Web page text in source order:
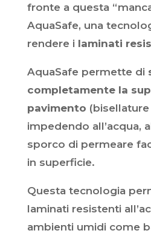
fronte a questa
AquaSafe, una
rendere i laminati
AquaSafe permette di
completamente la
pavimento
impedendo all’acqua,
sporco di permeare
in superficie.
Questa tecnologia
laminati resistenti
ambienti umidi come